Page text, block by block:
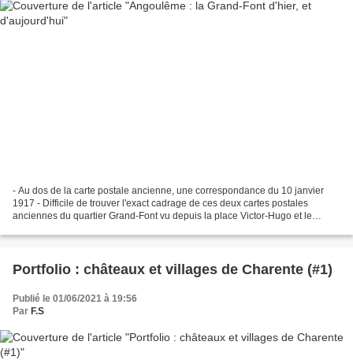
- Au dos de la carte postale ancienne, une correspondance du 10 janvier
1917 - Difficile de trouver l'exact cadrage de ces deux cartes postales
anciennes du quartier Grand-Font vu depuis la place Victor-Hugo et le
Portfolio : châteaux et villages de Charente (#1)
Publié le 01/06/2021 à 19:56
Par F.S